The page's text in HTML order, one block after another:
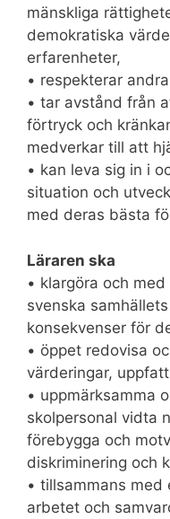
mänskliga
demokratiska
erfarenheter,
• respekterar
• tar avstånd från
förtryck och
medverkar till att
• kan leva sig in i
situation och
med deras bästa
Läraren ska
• klargöra och
svenska
konsekvenser för
• öppet redovisa
värderingar,
• uppmärksamma
skolpersonal vidta
förebygga och
diskriminering och
• tillsammans med
arbetet och